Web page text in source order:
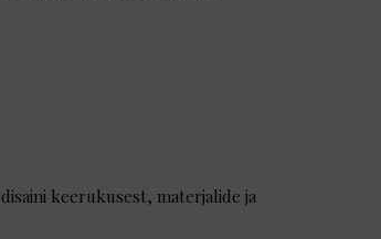
keerukusest, materjalide ja